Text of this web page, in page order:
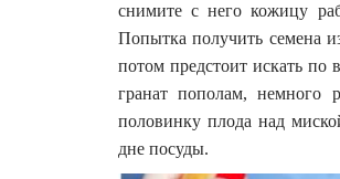
снимите с него кожицу
Попытка получить семена
потом предстоит искать по
гранат пополам, немного
половинку плода над
дне посуды.